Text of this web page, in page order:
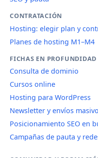
CONTRATACIÓN
Hosting: elegir plan y
Planes de hosting M1–M4
FICHAS EN PROFUNDIDAD
Consulta de dominio
Cursos online
Hosting para WordPress
Newsletter y envíos
Posicionamiento SEO en
Campañas de pauta y